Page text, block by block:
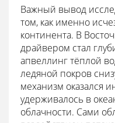
Важный вывод
том, как именно
континента. В
драйвером стал
апвеллинг тёплой
ледяной покров
механизм оказался
удерживалось в
облачности. Сами